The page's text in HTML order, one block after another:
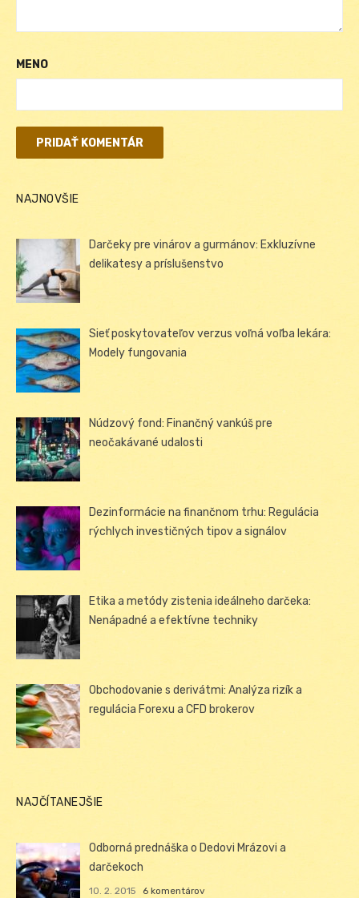
MENO
NAJNOVŠIE
Darčeky pre vinárov a gurmánov: Exkluzívne
delikatesy a príslušenstvo
Sieť poskytovateľov verzus voľná voľba lekára:
Modely fungovania
Núdzový fond: Finančný vankúš pre
neočakávané udalosti
Dezinformácie na finančnom trhu: Regulácia
rýchlych investičných tipov a signálov
Etika a metódy zistenia ideálneho darčeka:
Nenápadné a efektívne techniky
Obchodovanie s derivátmi: Analýza rizík a
regulácia Forexu a CFD brokerov
NAJČÍTANEJŠIE
Odborná prednáška o Dedovi Mrázovi a
darčekoch
10. 2. 2015 6 komentárov